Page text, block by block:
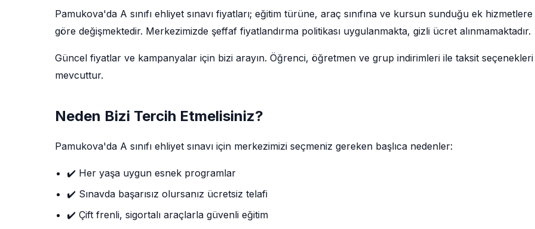
Pamukova'da A sınıfı ehliyet sınavı fiyatları; eğitim türüne, araç sınıfına ve kursun sunduğu ek hizmetlere
göre değişmektedir. Merkezimizde şeffaf fiyatlandırma politikası uygulanmakta, gizli ücret alınmamaktadır.
Güncel fiyatlar ve kampanyalar için bizi arayın. Öğrenci, öğretmen ve grup indirimleri ile taksit seçenekleri
mevcuttur.
Neden Bizi Tercih Etmelisiniz?
Pamukova'da A sınıfı ehliyet sınavı için merkezimizi seçmeniz gereken başlıca nedenler:
✔️ Her yaşa uygun esnek programlar
✔️ Sınavda başarısız olursanız ücretsiz telafi
✔️ Çift frenli, sigortalı araçlarla güvenli eğitim